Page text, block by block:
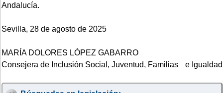
Andalucía.
Sevilla, 28 de agosto de 2025
MARÍA DOLORES LÓPEZ GABARRO
Consejera de Inclusión Social, Juventud, Familias e Igualdad